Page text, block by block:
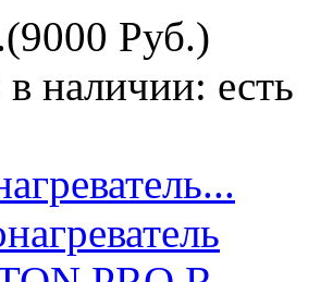
(9000 Руб.)
в наличии: есть